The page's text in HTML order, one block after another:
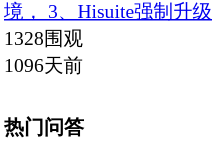
境， 3、Hisuite强制升级
1328围观
1096天前
热门问答